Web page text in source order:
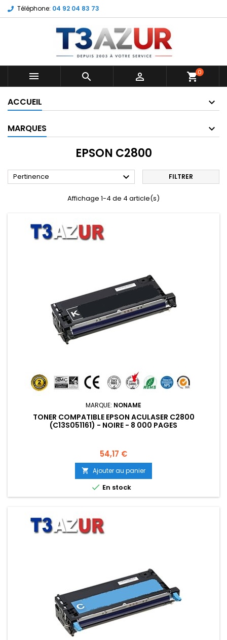
Téléphone: 04 92 04 83 73
   shopping_cart0
ACCUEIL
MARQUES
EPSON C2800
Pertinence  FILTRER
Affichage 1-4 de 4 article(s)
MARQUE: NONAME
TONER COMPATIBLE EPSON ACULASER C2800
(C13S051161) - NOIRE - 8 000 PAGES
Prix
54,17 €
 Ajouter au panier
 En stock